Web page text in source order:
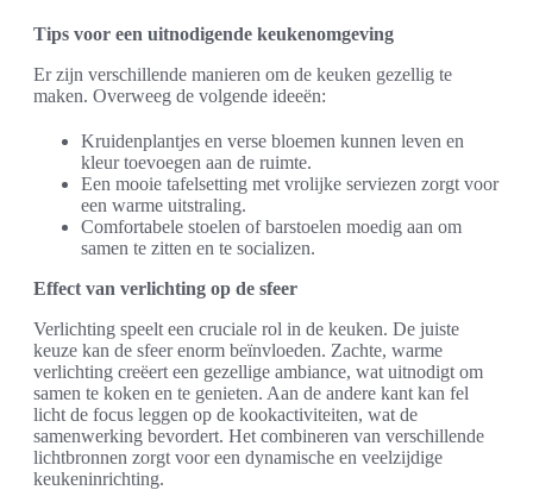
Tips voor een uitnodigende keukenomgeving
Er zijn verschillende manieren om de keuken gezellig te
maken. Overweeg de volgende ideeën:
Kruidenplantjes en verse bloemen kunnen leven en
kleur toevoegen aan de ruimte.
Een mooie tafelsetting met vrolijke serviezen zorgt voor
een warme uitstraling.
Comfortabele stoelen of barstoelen moedig aan om
samen te zitten en te socializen.
Effect van verlichting op de sfeer
Verlichting speelt een cruciale rol in de keuken. De juiste
keuze kan de sfeer enorm beïnvloeden. Zachte, warme
verlichting creëert een gezellige ambiance, wat uitnodigt om
samen te koken en te genieten. Aan de andere kant kan fel
licht de focus leggen op de kookactiviteiten, wat de
samenwerking bevordert. Het combineren van verschillende
lichtbronnen zorgt voor een dynamische en veelzijdige
keukeninrichting.